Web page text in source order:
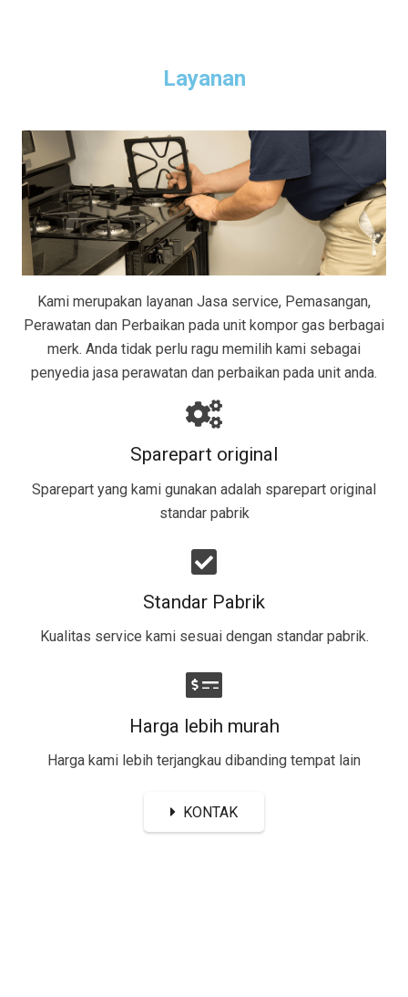
Layanan
Kami merupakan layanan Jasa service, Pemasangan,
Perawatan dan Perbaikan pada unit kompor gas berbagai
merk. Anda tidak perlu ragu memilih kami sebagai
penyedia jasa perawatan dan perbaikan pada unit anda.
Sparepart original
Sparepart yang kami gunakan adalah sparepart original
standar pabrik​
Standar Pabrik
Kualitas service kami sesuai dengan standar pabrik.
Harga lebih murah
Harga kami lebih terjangkau dibanding tempat lain
KONTAK